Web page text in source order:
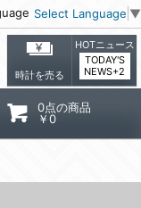
Select Language ▼
時計を売る
HOTニュース
TODAY'S
NEWS+2
0点の商品
￥0